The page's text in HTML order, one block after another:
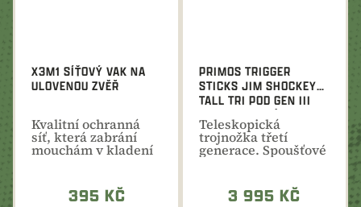
X3M1 SÍŤOVÝ VAK NA
ULOVENOU ZVĚŘ
Kvalitní ochranná
síť, která zabrání
mouchám v kladení
395 KČ
PRIMOS TRIGGER
STICKS JIM SHOCKEY
TALL TRI POD GEN III
TELESKOPICKÁ
TROJNOŽKA
Teleskopická
trojnožka třetí
generace. Spoušťové
ovládání, tichý
3 995 KČ